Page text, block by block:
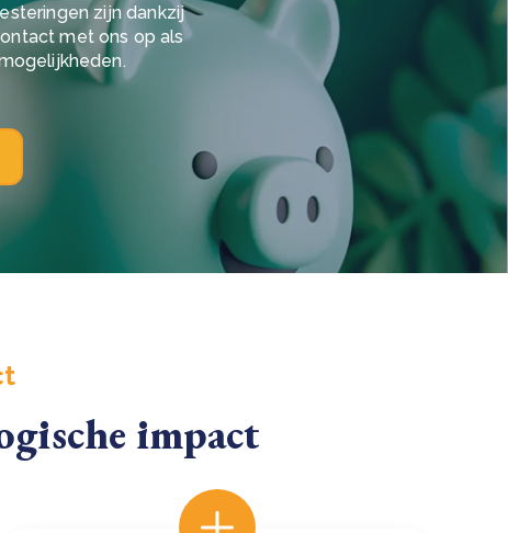
zijn dankzij
met ons op als
impact